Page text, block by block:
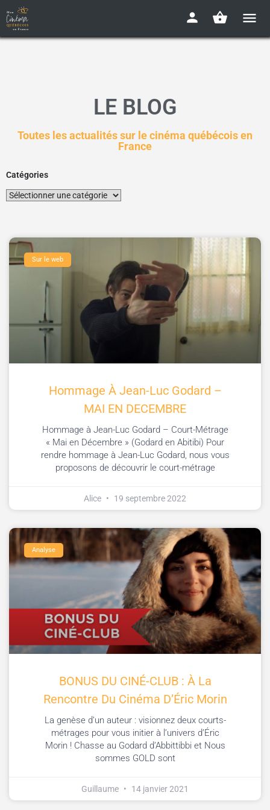
LE BLOG
Toutes les actualités sur le cinéma québécois en
France
Catégories
Sur le web
Hommage À Jean-Luc Godard –
MAI EN DECEMBRE
Hommage à Jean-Luc Godard – Court-Métrage
« Mai en Décembre » (Godard en Abitibi) Pour
rendre hommage à Jean-Luc Godard, nous vous
proposons de découvrir le court-métrage
Alice 19 septembre 2022
Analyse
BONUS DU CINÉ-CLUB : À La
Rencontre Du Cinéma D’Éric Morin
La genèse d’un auteur : visionnez deux courts-
métrages pour vous initier à l’univers d’Éric
Morin ! Chasse au Godard d’Abbittibbi et Nous
sommes GOLD sont
Guillaume 14 janvier 2021